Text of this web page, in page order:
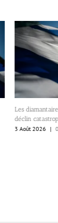
Les
déclin
3 Août 2026 |